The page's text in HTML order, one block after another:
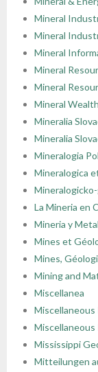
Mineral
Mineral
Mineral
Mineral
Mineral
Mineral
Mineralia
Mineralia
Mineralogia
Mineralogica
La Mineria en
Mineria y
Mines et
Mines,
Mining and
Miscellanea
Miscellaneous
Mississippi
Mitteilungen